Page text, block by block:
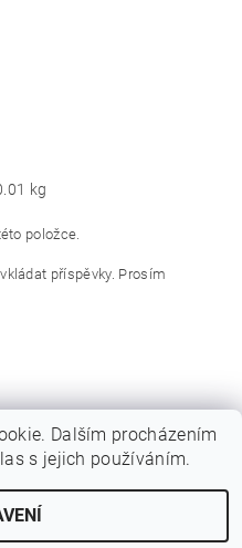
kg
položce.
příspěvky. Prosím
Původní eshop rulik.cz
Upravit nastavení cookies
Dalším procházením
s jejich používáním.